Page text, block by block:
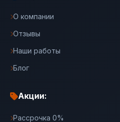
О компании
Отзывы
Наши работы
Блог
Акции:
Рассрочка 0%